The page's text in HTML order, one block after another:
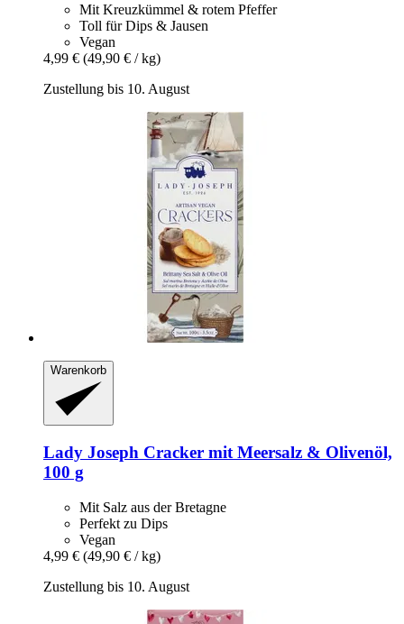
Mit Kreuzkümmel & rotem Pfeffer
Toll für Dips & Jausen
Vegan
4,99 € (49,90 € / kg)
Zustellung bis 10. August
Warenkorb
Lady Joseph Cracker mit Meersalz & Olivenöl,
100 g
Mit Salz aus der Bretagne
Perfekt zu Dips
Vegan
4,99 € (49,90 € / kg)
Zustellung bis 10. August